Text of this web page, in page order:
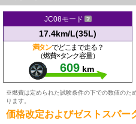
JC08モード
17.4km/L(35L)
満タンでどこまで走る？
（燃費×タンク容量）
609 km
※燃費は定められた試験条件の下での数値のた
ります。
価格改定およびゼストスパー